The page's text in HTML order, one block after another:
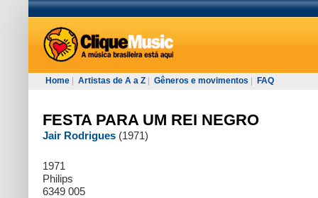
Home Artistas de A a Z Gêneros e movimentos FAQ
FESTA PARA UM REI NEGRO
Jair Rodrigues (1971)
1971
Philips
6349 005